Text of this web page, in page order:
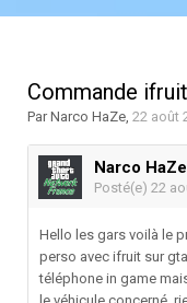
Commande
ParNarco HaZe, 22 août
Narco HaZe
Posté(e) 22
Hello les gars voilà le
perso avec ifruit sur
téléphone in game